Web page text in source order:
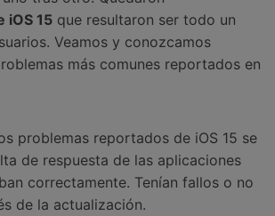
iOS 15 que resultaron ser todo un
Veamos y conozcamos
más comunes reportados en
problemas reportados de iOS 15 se
de respuesta de las aplicaciones
correctamente. Tenían fallos o no
de la actualización.